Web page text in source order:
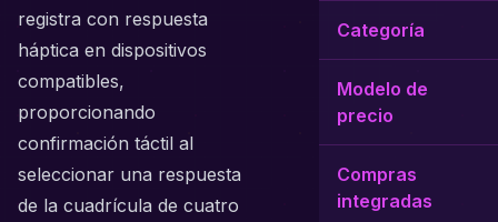
registra con respuesta
háptica en dispositivos
compatibles,
proporcionando
confirmación táctil al
seleccionar una respuesta
de la cuadrícula de cuatro
Categoría
Modelo de
precio
Compras
integradas